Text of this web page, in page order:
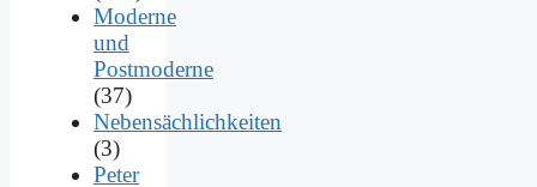
Moderne
und
Postmoderne
(37)
Nebensächlichkeiten
(3)
Peter